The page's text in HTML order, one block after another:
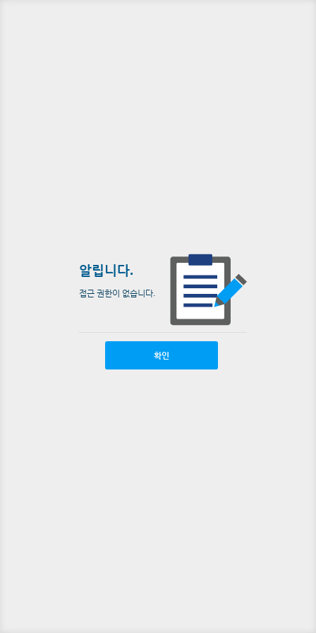
알립니다.
접근 권한이 없습니다.